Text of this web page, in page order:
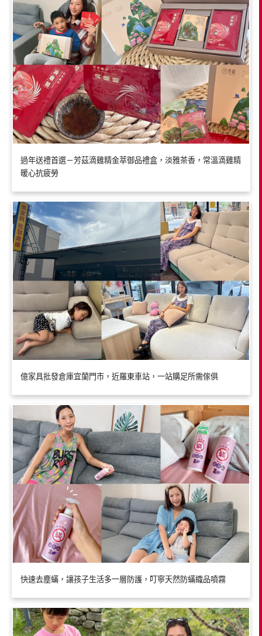
過年送禮首選－芳茲滴雞精金萃御品禮盒，淡雅茶香，常溫滴雞精
暖心抗疲勞
億家具批發倉庫宜蘭門市，近羅東車站，一站購足所需傢俱
快速去塵蟎，讓孩子生活多一層防護，叮寧天然防蟎織品噴霧